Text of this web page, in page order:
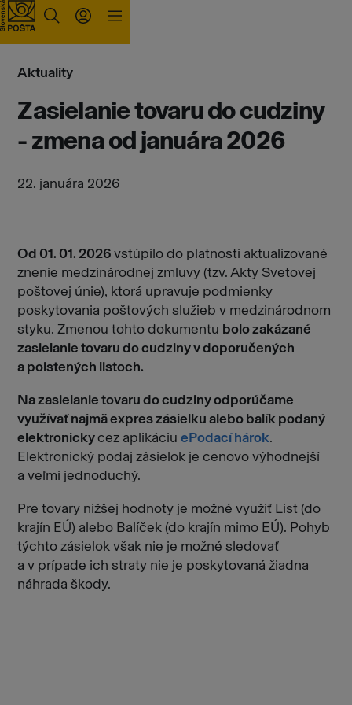
Prejsť na obsah
Aktuality
Zasielanie tovaru do cudziny
- zmena od januára 2026
22. januára 2026
Od 01. 01. 2026vstúpilo do platnosti aktualizované
znenie medzinárodnej zmluvy (tzv. Akty Svetovej
poštovej únie), ktorá upravuje podmienky
poskytovania poštových služieb v medzinárodnom
styku. Zmenou tohto dokumentu bolo zakázané
zasielanie tovaru do cudziny v doporučených
a poistených listoch.
Na zasielanie tovaru do cudziny odporúčame
využívať najmä expres zásielku alebo balík podaný
elektronickycez aplikáciuePodací hárok.
Elektronický podaj zásielok je cenovo výhodnejší
a veľmi jednoduchý.
Pre tovary nižšej hodnoty je možné využiť List (do
krajín EÚ) alebo Balíček (do krajín mimo EÚ). Pohyb
týchto zásielok však nie je možné sledovať
a v prípade ich straty nie je poskytovaná žiadna
náhrada škody.